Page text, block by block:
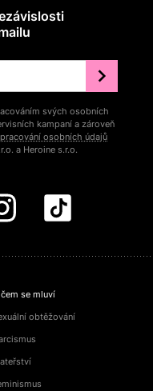
svých osobních
kampaní a zároveň
osobních údajů
a Heroine s.r.o.
se mluví
obtěžování